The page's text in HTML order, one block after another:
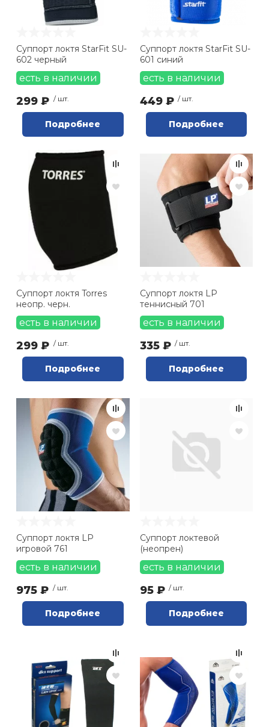
Ролики для
Утяжелители
Эспандеры и
Аксессуары
йоги
Медболы
Пояса
Суппорт локтя StarFit SU-
602 черный
есть в наличии
299 ₽ / шт.
Подробнее
Суппорт локтя StarFit SU-
601 синий
есть в наличии
449 ₽ / шт.
Подробнее
Суппорт локтя Torres
неопр. черн.
есть в наличии
299 ₽ / шт.
Подробнее
Суппорт локтя LP
теннисный 701
есть в наличии
335 ₽ / шт.
Подробнее
Суппорт локтя LP
игровой 761
есть в наличии
975 ₽ / шт.
Подробнее
Суппорт локтевой
(неопрен)
есть в наличии
95 ₽ / шт.
Подробнее